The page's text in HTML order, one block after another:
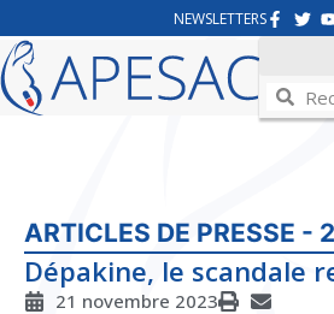
NEWSLETTERS
ARTICLES DE PRESSE -
Dépakine, le scandale
21 novembre 2023